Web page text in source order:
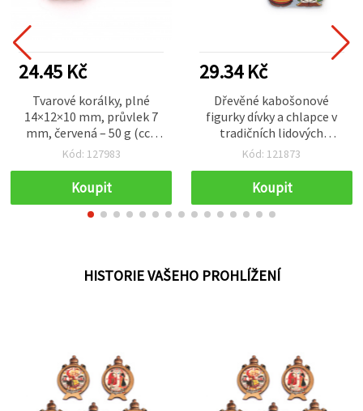
24.45 Kč
Tvarové korálky, plné
14×12×10 mm, průvlek 7
mm, červená – 50 g (cca
60 ks)
Kód: 127983
Koupit
29.34 Kč
Dřevěné kabošonové
figurky dívky a chlapce v
tradičních lidových
krojích, 36 × 34 × 1,5 mm,
Kód: 121873
Koupit
HISTORIE VAŠEHO PROHLÍŽENÍ